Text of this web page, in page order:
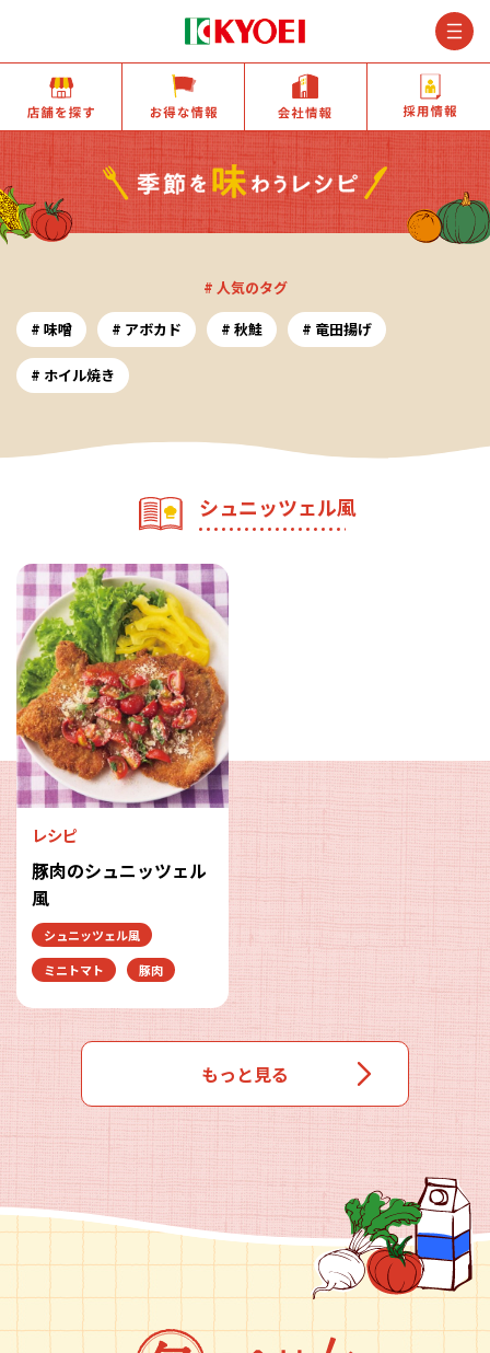
店舗を探す お得な情報 会社情報
# 人気のタグ
味噌
アボカド 秋鮭 竜田揚げ
ホイル焼き
シュニッツェル風
レシピ
豚肉のシュニッツェル
風
シュニッツェル風
ミニトマト
豚肉
もっと見る